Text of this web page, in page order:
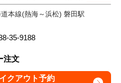
本線(熱海～浜松) 磐田駅
35-9188
注文
クアウト予約